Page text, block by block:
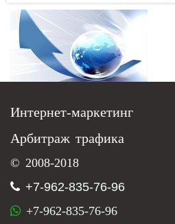
Интернет-маркетинг
Арбитраж трафика
© 2008-2018
+7-962-835-76-96
+7-962-835-76-96